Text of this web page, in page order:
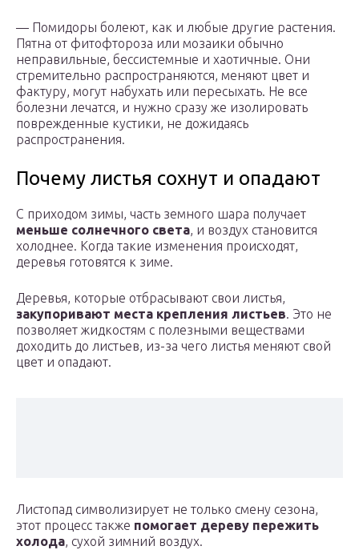
— Помидоры болеют, как и любые другие растения.
Пятна от фитофтороза или мозаики обычно
неправильные, бессистемные и хаотичные. Они
стремительно распространяются, меняют цвет и
фактуру, могут набухать или пересыхать. Не все
болезни лечатся, и нужно сразу же изолировать
поврежденные кустики, не дожидаясь
распространения.
Почему листья сохнут и опадают
С приходом зимы, часть земного шара получает
меньше солнечного света, и воздух становится
холоднее. Когда такие изменения происходят,
деревья готовятся к зиме.
Деревья, которые отбрасывают свои листья,
закупоривают места крепления листьев. Это не
позволяет жидкостям с полезными веществами
доходить до листьев, из-за чего листья меняют свой
цвет и опадают.
Листопад символизирует не только смену сезона,
этот процесс также помогает дереву пережить
холода, сухой зимний воздух.